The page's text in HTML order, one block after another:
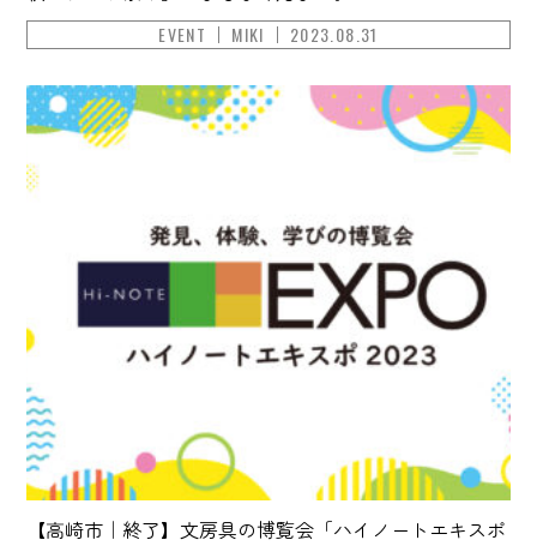
EVENT MIKI 2023.08.31
【高崎市｜終了】文房具の博覧会「ハイノートエキスポ